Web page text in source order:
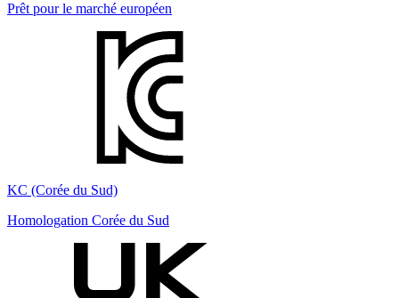
Prêt pour le marché européen
KC (Corée du Sud)
Homologation Corée du Sud